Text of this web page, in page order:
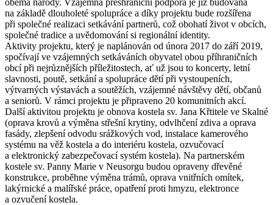
na základě dlouholeté spolupráce a díky projektu bude rozšířena
při společné realizaci setkávání partnerů, což obohatí život v obcích,
společné tradice a uvědomování si regionální identity.
Aktivity projektu, který je naplánován od února 2017 do září 2019,
spočívají ve vzájemných setkáváních obyvatel obou příhraničních
obcí při nejrůznějších příležitostech, ať už jsou to koncerty, letní
slavnosti, poutě, setkání a spolupráce dětí při vystoupeních,
výtvarných výstavách a soutěžích, vzájemné návštěvy dětí, občanů
a seniorů. V rámci projektu je připraveno 20 komunitních akcí.
Další aktivitou projektu je obnova kostela sv. Jana Křtitele ve Skalné
(oprava krovů a výměna střešní krytiny, odvlhčení zdiva a oprava
fasády, zlepšení odvodu srážkových vod, instalace kamerového
systému na věž kostela a do interiéru kostela, ozvučovací
a elektronický zabezpečovací systém kostela). Na partnerském
kostele sv. Panny Marie v Neusorgu budou opraveny dřevěné
konstrukce, proběhne výměna trámů, oprava vnitřních omítek,
lakýrnické a malířské práce, opatření proti hmyzu, elektronce
a ozvučení kostela.